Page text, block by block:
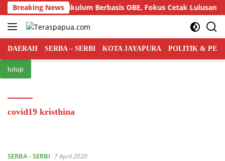
Langsung
ke
konten
Breaking News
Semiloka Kurikulum Berbasis OBE, Fokus Cetak Lulusan
DAERAH SERBA – SERBI KOTA JAYAPURA POLITIK &
tutup
covid19 kristhina
SERBA - SERBI 7 April 2020